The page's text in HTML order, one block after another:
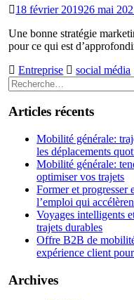
18 février 201926 mai
Une bonne stratégie
pour ce qui est
Entreprise
social média
Rechercher
:
Articles récents
Mobilité générale:
les déplacements
Mobilité générale:
optimiser vos trajets
Former et progresser
l’emploi qui
Voyages intelligents
trajets durables
Offre B2B de
expérience client
Archives